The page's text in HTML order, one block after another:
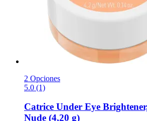
2 Opciones
5.0 (1)
Catrice Under Eye
Nude (4,20 g)